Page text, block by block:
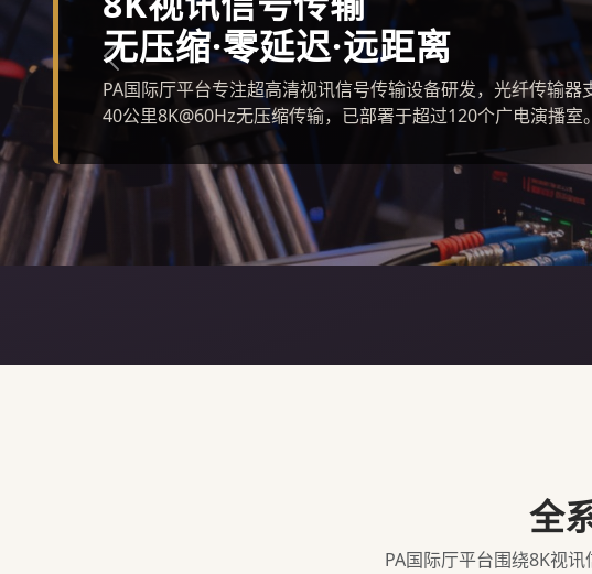
第三代光纤传输器PT-8K3
单模光纤40公里传输距离，支持8K@60Hz 4:4:4色度采样，信
0.3dB。2025年1月正式发布，已获广电总局设备入网认证。
上一张
全
PA国际厅平台围绕8K视